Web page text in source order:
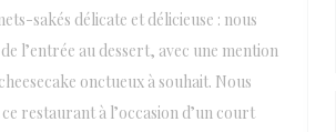
sakés délicate et délicieuse : nous
l’entrée au dessert, avec une mention
onctueux à souhait. Nous
restaurant à l’occasion d’un court